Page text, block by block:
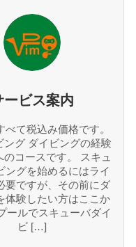
ービス案内
て税込み価格です。
ング ダイビングの経験
のコースです。 スキュ
ングを始めるにはライ
要ですが、その前にダ
体験したい方はここか
ールでスキューバダイ
ビ […]